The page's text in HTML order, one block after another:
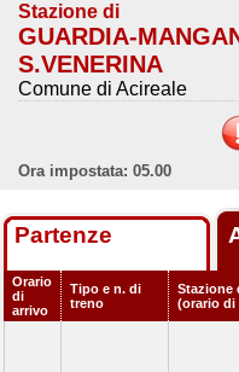
Stazione di
GUARDIA-
S.VENERINA
Comune di Acireale
Ora impostata: 05.00
Partenze
Orario
di
arrivo
Tipo e n. di
treno
Stazione
(orario di